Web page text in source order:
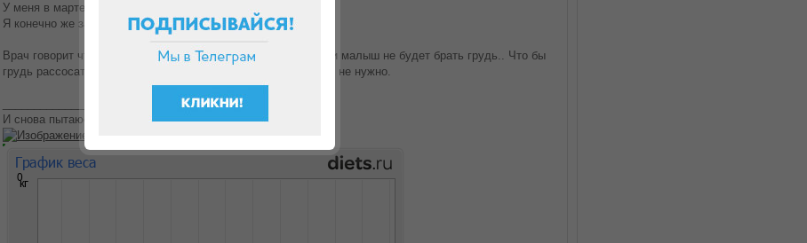
У меня в марте тоже родился долгожданный сынок
Я конечно же за ГВ. А как часто прикладываете к груди?
Врач говорит что нужно переходить, так как после бутылочки малыш не будет брать грудь.. Что бы
грудь рассосать усилия нужны, а из бутылки никаких усилий не нужно.
И снова пытаюсь похудеть: